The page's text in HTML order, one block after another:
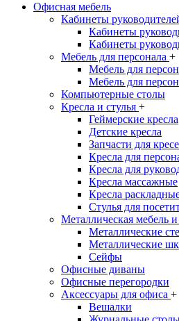
Офисная мебель
Кабинеты
Кабинеты
Кабинеты
Мебель для персонала +
Мебель для
Мебель для
Компьютерные столы
Кресла и стулья +
Геймерские кресла
Детские кресла
Запчасти для
Кресла для
Кресла для
Кресла массажные
Кресла
Стулья для
Металлическая мебель
Металлические
Металлические
Сейфы
Офисные диваны
Офисные перегородки
Аксессуары для офиса +
Вешалки